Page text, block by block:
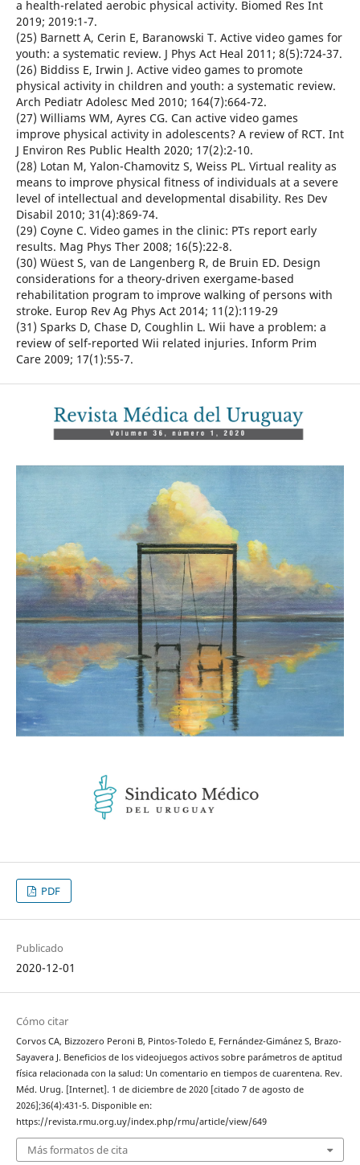
a health-related aerobic physical activity. Biomed Res Int
2019; 2019:1-7.
(25) Barnett A, Cerin E, Baranowski T. Active video games for
youth: a systematic review. J Phys Act Heal 2011; 8(5):724-37.
(26) Biddiss E, Irwin J. Active video games to promote
physical activity in children and youth: a systematic review.
Arch Pediatr Adolesc Med 2010; 164(7):664-72.
(27) Williams WM, Ayres CG. Can active video games
improve physical activity in adolescents? A review of RCT. Int
J Environ Res Public Health 2020; 17(2):2-10.
(28) Lotan M, Yalon-Chamovitz S, Weiss PL. Virtual reality as
means to improve physical fitness of individuals at a severe
level of intellectual and developmental disability. Res Dev
Disabil 2010; 31(4):869-74.
(29) Coyne C. Video games in the clinic: PTs report early
results. Mag Phys Ther 2008; 16(5):22-8.
(30) Wüest S, van de Langenberg R, de Bruin ED. Design
considerations for a theory-driven exergame-based
rehabilitation program to improve walking of persons with
stroke. Europ Rev Ag Phys Act 2014; 11(2):119-29
(31) Sparks D, Chase D, Coughlin L. Wii have a problem: a
review of self-reported Wii related injuries. Inform Prim
Care 2009; 17(1):55-7.
PDF
Publicado
2020-12-01
Cómo citar
Corvos CA, Bizzozero Peroni B, Pintos-Toledo E, Fernández-Gimánez S, Brazo-
Sayavera J. Beneficios de los videojuegos activos sobre parámetros de aptitud
física relacionada con la salud: Un comentario en tiempos de cuarentena. Rev.
Méd. Urug. [Internet]. 1 de diciembre de 2020 [citado 7 de agosto de
2026];36(4):431-5. Disponible en:
https://revista.rmu.org.uy/index.php/rmu/article/view/649
Más formatos de cita